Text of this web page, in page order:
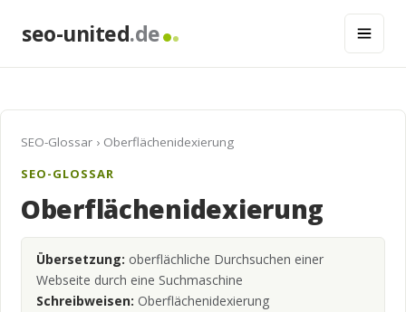
seo-united.de
SEO-Glossar › Oberflächenidexierung
SEO-GLOSSAR
Oberflächenidexierung
Übersetzung: oberflächliche Durchsuchen einer
Webseite durch eine Suchmaschine
Schreibweisen: Oberflächenidexierung